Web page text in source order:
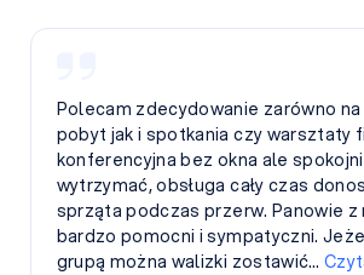
W imieniu Klubu Kobiet
swoim, pragnę wyrazić nasze
podziękowania za wspaniałą
organizacji naszego ostatniego
Kobiet Przedsiębiorczych, które
Hotelu NH Poznań we wrześniu br.
rozpoczęcia współpracy,…Czytaj